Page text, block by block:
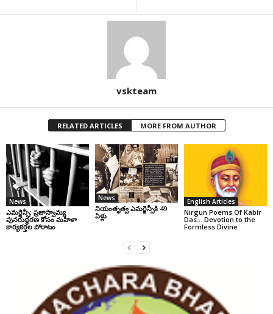
vskteam
RELATED ARTICLES MORE FROM AUTHOR
News
ఎమర్జెన్సీ: ప్రజాస్వామ్య
పునరుద్ధరణ కోసం మహిళా
కార్యకర్తల పోరాటం
News
నియంతృత్వ ఎమర్జెన్సీకి 49
ఏళ్లు
English Articles
Nirgun Poems Of Kabir
Das… Devotion to the
Formless Divine